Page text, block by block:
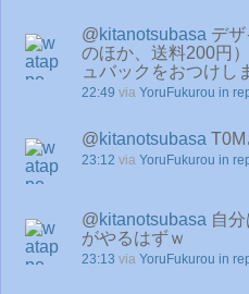
@kitanotsubasa デ
のほか、送料200円
ュバックをおつけし
22:49 via YoruFukurou in
@kitanotsubasa T0M
23:12 via YoruFukurou in
@kitanotsubasa 自
がやるはずｗ
23:13 via YoruFukurou in